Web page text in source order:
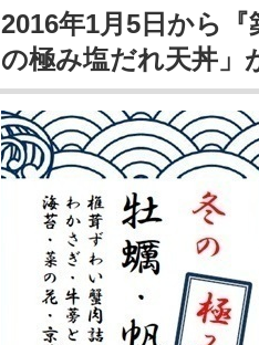
2016年1月5日から
の極み塩だれ天丼」